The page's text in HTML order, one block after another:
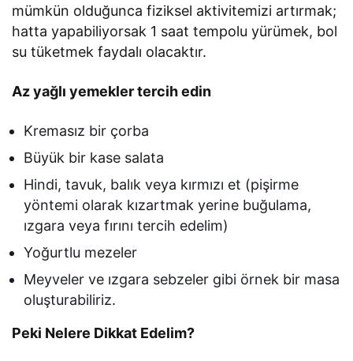
mümkün olduğunca fiziksel aktivitemizi artırmak;
hatta yapabiliyorsak 1 saat tempolu yürümek, bol
su tüketmek faydalı olacaktır.
Az yağlı yemekler tercih edin
Kremasız bir çorba
Büyük bir kase salata
Hindi, tavuk, balık veya kırmızı et (pişirme
yöntemi olarak kızartmak yerine buğulama,
ızgara veya fırını tercih edelim)
Yoğurtlu mezeler
Meyveler ve ızgara sebzeler gibi örnek bir masa
oluşturabiliriz.
Peki Nelere Dikkat Edelim?